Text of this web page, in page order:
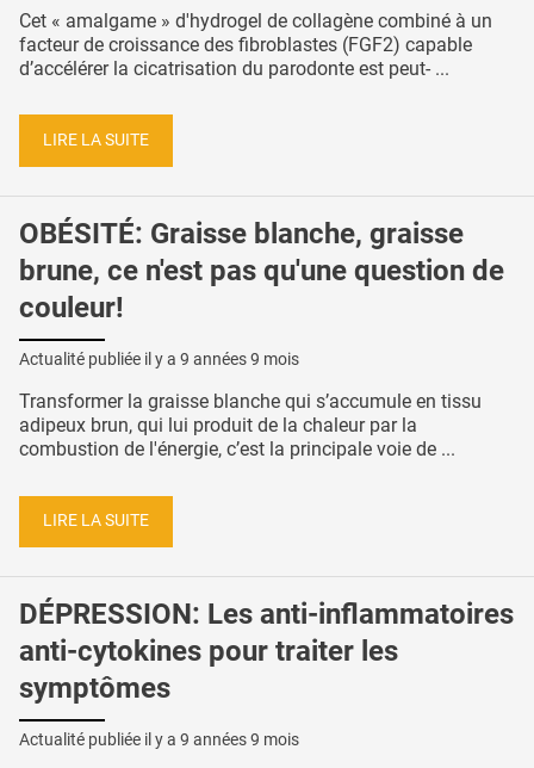
Cet « amalgame » d'hydrogel de collagène combiné à un
facteur de croissance des fibroblastes (FGF2) capable
d’accélérer la cicatrisation du parodonte est peut- ...
LIRE LA SUITE
OBÉSITÉ: Graisse blanche, graisse
brune, ce n'est pas qu'une question de
couleur!
Actualité publiée il y a 9 années 9 mois
Transformer la graisse blanche qui s’accumule en tissu
adipeux brun, qui lui produit de la chaleur par la
combustion de l'énergie, c’est la principale voie de ...
LIRE LA SUITE
DÉPRESSION: Les anti-inflammatoires
anti-cytokines pour traiter les
symptômes
Actualité publiée il y a 9 années 9 mois